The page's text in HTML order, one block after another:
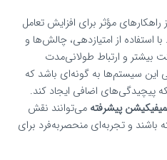
راهکارهای مؤثر برای افزایش تعامل
استفاده از امتیازدهی، چالش‌ها و
بیشتر و ارتباط طولانی‌مدت
این سیستم‌ها به گونه‌ای باشد که
پیچیدگی‌های اضافی ایجاد کند.
پیشرفته می‌توانند نقش
باشند و تجربه‌ای منحصر‌به‌فرد برای